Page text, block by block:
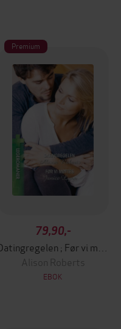
Premium
79,90,-
Alison Roberts
EBOK